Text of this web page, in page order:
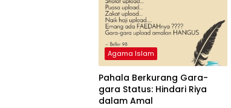
Agama Islam
Pahala Berkurang Gara-
gara Status: Hindari Riya
dalam Amal